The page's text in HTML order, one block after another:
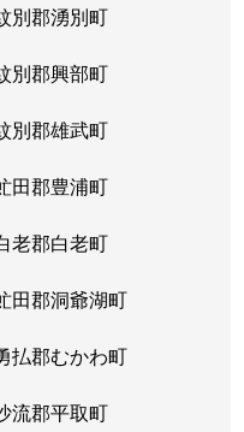
別郡湧別町
別郡興部町
別郡雄武町
田郡豊浦町
老郡白老町
田郡洞爺湖町
払郡むかわ町
流郡平取町